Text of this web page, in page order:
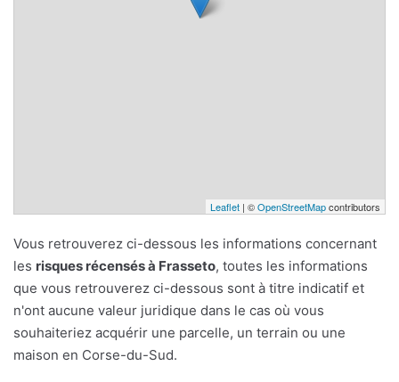
Leaflet | ©OpenStreetMapcontributors
Vous retrouverez ci-dessous les informations concernant
les risques récensés à Frasseto, toutes les informations
que vous retrouverez ci-dessous sont à titre indicatif et
n'ont aucune valeur juridique dans le cas où vous
souhaiteriez acquérir une parcelle, un terrain ou une
maison en Corse-du-Sud.